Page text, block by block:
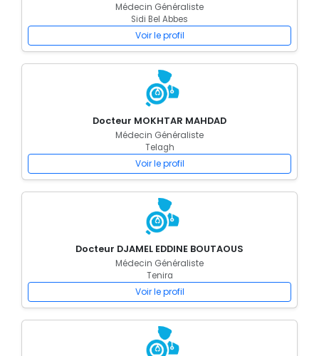
Médecin Généraliste
Sidi Bel Abbes
Voir le profil
Docteur MOKHTAR MAHDAD
Médecin Généraliste
Telagh
Voir le profil
Docteur DJAMEL EDDINE BOUTAOUS
Médecin Généraliste
Tenira
Voir le profil